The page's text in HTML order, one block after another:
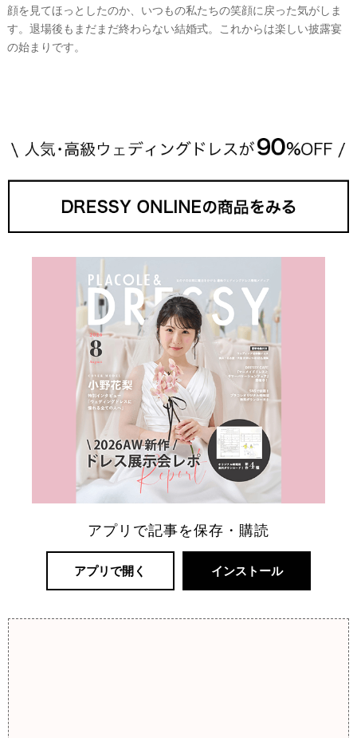
顔を見てほっとしたのか、いつもの私たちの笑顔に戻った気がしま
す。退場後もまだまだ終わらない結婚式。これからは楽しい披露宴
の始まりです。
アプリで記事を保存・購読
アプリで開く インストール